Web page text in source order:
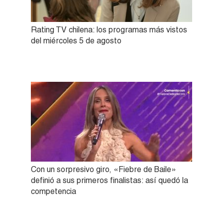
Rating TV chilena: los programas más vistos
del miércoles 5 de agosto
Con un sorpresivo giro, «Fiebre de Baile»
definió a sus primeros finalistas: así quedó la
competencia